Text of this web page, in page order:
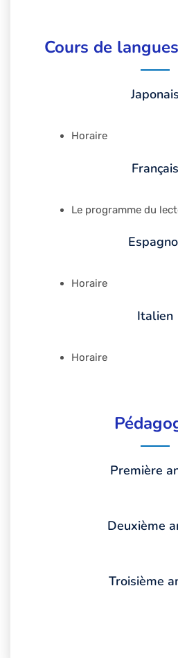
Cours de
Japonais
Horaire
Français
Le programme du
Horaire
Italien
Horaire
Première
Deuxième
Troisième